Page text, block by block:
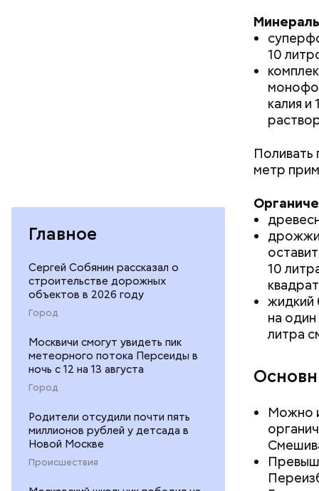
Главное
Сергей Собянин рассказал о
строительстве дорожных
объектов в 2026 году
Город
Москвичи смогут увидеть пик
метеорного потока Персеиды в
ночь с 12 на 13 августа
Город
Родители отсудили почти пять
миллионов рублей у детсада в
Новой Москве
Происшествия
10
калия
Поливать
метр
дрожжи
10
жидкий
на
литра
Можно
Копылов.
полезна.